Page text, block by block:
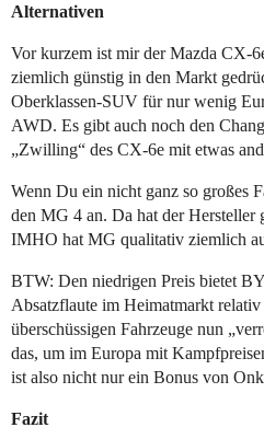
Alternativen
Vor kurzem ist mir der Mazda CX-
ziemlich günstig in den Markt
Oberklassen-SUV für nur wenig
AWD. Es gibt auch noch den
„Zwilling“ des CX-6e mit etwas
Wenn Du ein nicht ganz so großes
den MG 4 an. Da hat der Hersteller
IMHO hat MG qualitativ ziemlich
BTW: Den niedrigen Preis bietet
Absatzflaute im Heimatmarkt
überschüssigen Fahrzeuge nun
das, um im Europa mit
ist also nicht nur ein Bonus von
Fazit